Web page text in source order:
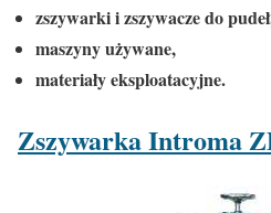
zszywarki i zszywacze do
maszyny używane,
materiały eksploatacyjne.
Zszywarka Introma